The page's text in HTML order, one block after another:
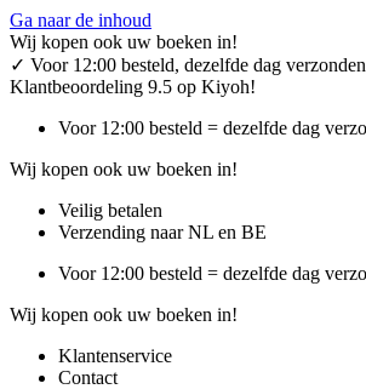
Ga naar de inhoud
Wij kopen ook uw boeken in!
✓ Voor 12:00 besteld, dezelfde dag verzonden
Klantbeoordeling 9.5 op Kiyoh!
Voor 12:00 besteld = dezelfde dag
Wij kopen ook uw boeken in!
Veilig betalen
Verzending naar NL en BE
Voor 12:00 besteld = dezelfde dag
Wij kopen ook uw boeken in!
Klantenservice
Contact